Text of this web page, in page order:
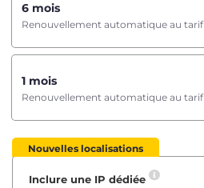
6 mois
Renouvellement automatique au
1 mois
Renouvellement automatique au
Nouvelles localisations
Inclure une IP dédiée